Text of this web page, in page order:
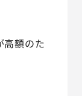
高額のた